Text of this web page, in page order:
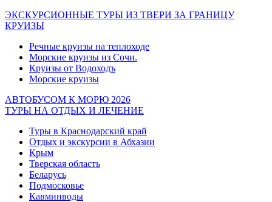
ЭКСКУРСИОННЫЕ ТУРЫ ИЗ ТВЕРИ ЗА ГРАНИЦУ
КРУИЗЫ
Речные круизы на теплоходе
Морские круизы из Сочи.
Круизы от Водоходъ
Морские круизы
АВТОБУСОМ К МОРЮ 2026
ТУРЫ НА ОТДЫХ И ЛЕЧЕНИЕ
Туры в Краснодарский край
Отдых и экскурсии в Абхазии
Крым
Тверская область
Беларусь
Подмосковье
Кавминводы